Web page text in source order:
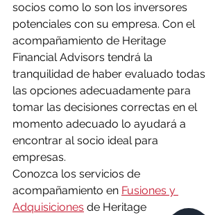
socios como lo son los inversores
potenciales con su empresa. Con el
acompañamiento de Heritage
Financial Advisors tendrá la
tranquilidad de haber evaluado todas
las opciones adecuadamente para
tomar las decisiones correctas en el
momento adecuado lo ayudará a
encontrar al socio ideal para
empresas.
Conozca los servicios de
acompañamiento en Fusiones y
Adquisiciones de Heritage